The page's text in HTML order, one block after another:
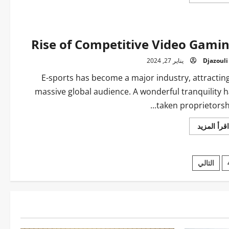
Majesty
Rise of Competitive Video
Djazouli يناير 27, 2024
E-sports has become a major industry,
massive global audience. A wonderful tranquility
taken
اقرأ المزيداقرأ
المزيد
of
Video
التالي